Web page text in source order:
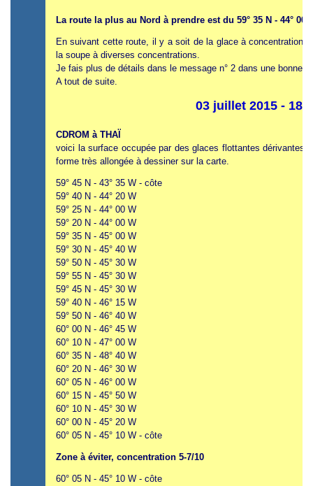
La route la plus au Nord à prendre est du 59° 35 N - 44° 00
En suivant cette route, il y a soit de la glace à concentration
la soupe à diverses concentrations.
Je fais plus de détails dans le message n° 2 dans une bonne
A tout de suite.
03 juillet 2015 - 18h
CDROM à THAÏ
voici la surface occupée par des glaces flottantes dérivantes
forme très allongée à dessiner sur la carte.
59° 45 N - 43° 35 W - côte
59° 40 N - 44° 20 W
59° 25 N - 44° 00 W
59° 20 N - 44° 00 W
59° 35 N - 45° 00 W
59° 30 N - 45° 40 W
59° 50 N - 45° 30 W
59° 55 N - 45° 30 W
59° 45 N - 45° 30 W
59° 40 N - 46° 15 W
59° 50 N - 46° 40 W
60° 00 N - 46° 45 W
60° 10 N - 47° 00 W
60° 35 N - 48° 40 W
60° 20 N - 46° 30 W
60° 05 N - 46° 00 W
60° 15 N - 45° 50 W
60° 10 N - 45° 30 W
60° 00 N - 45° 20 W
60° 05 N - 45° 10 W - côte
Zone à éviter, concentration 5-7/10
60° 05 N - 45° 10 W - côte